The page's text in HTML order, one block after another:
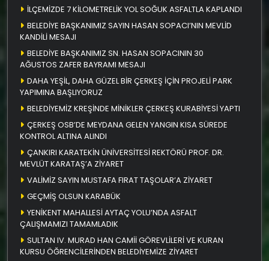
İLÇEMİZDE 7 KİLOMETRELİK YOL SOĞUK ASFALTLA KAPLANDI
BELEDİYE BAŞKANIMIZ SAYIN HASAN SOPACI’NIN MEVLİD
KANDİLİ MESAJI
BELEDİYE BAŞKANIMIZ SN. HASAN SOPACININ 30
AĞUSTOS ZAFER BAYRAMI MESAJI
DAHA YEŞİL, DAHA GÜZEL BİR ÇERKEŞ İÇİN PROJELİ PARK
YAPIMINA BAŞLIYORUZ
BELEDİYEMİZ KREŞİNDE MİNİKLER ÇERKEŞ KURABİYESİ YAPTI
ÇERKEŞ OSB’DE MEYDANA GELEN YANGIN KISA SÜREDE
KONTROL ALTINA ALINDI
ÇANKIRI KARATEKİN ÜNİVERSİTESİ REKTÖRÜ PROF. DR.
MEVLÜT KARATAŞ’A ZİYARET
VALİMİZ SAYIN MUSTAFA FIRAT TAŞOLAR’A ZİYARET
GEÇMİŞ OLSUN KARABÜK
YENİKENT MAHALLESİ AYTAÇ YOLU’NDA ASFALT
ÇALIŞMAMIZI TAMAMLADIK
SULTAN IV. MURAD HAN CAMİİ GÖREVLİLERİ VE KURAN
KURSU ÖĞRENCİLERİNDEN BELEDİYEMİZE ZİYARET